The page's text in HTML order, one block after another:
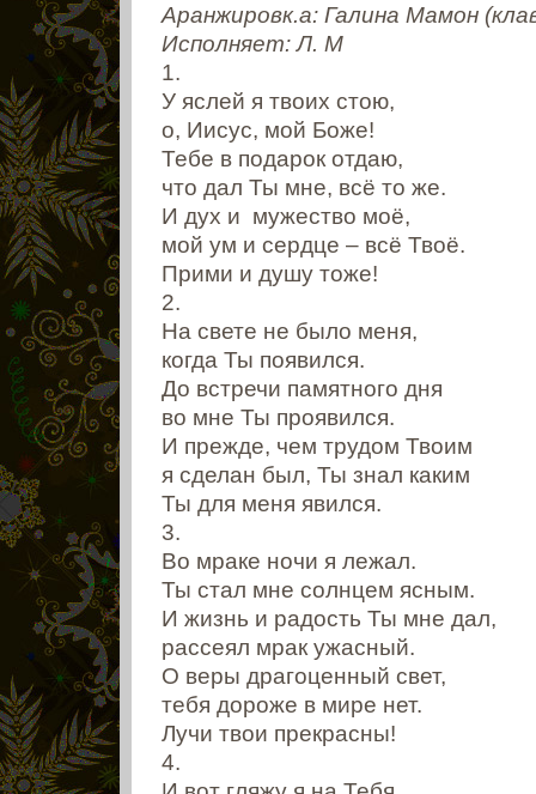
Аранжировк.а: Галина Мамон
Исполняет: Л. М
1.
У яслей я твоих стою,
о, Иисус, мой Боже!
Тебе в подарок отдаю,
что дал Ты мне, всё то же.
И дух и мужество моё,
мой ум и сердце – всё Твоё.
Прими и душу тоже!
2.
На свете не было меня,
когда Ты появился.
До встречи памятного дня
во мне Ты проявился.
И прежде, чем трудом Твоим
я сделан был, Ты знал каким
Ты для меня явился.
3.
Во мраке ночи я лежал.
Ты стал мне солнцем ясным.
И жизнь и радость Ты мне дал,
рассеял мрак ужасный.
О веры драгоценный свет,
тебя дороже в мире нет.
Лучи твои прекрасны!
4.